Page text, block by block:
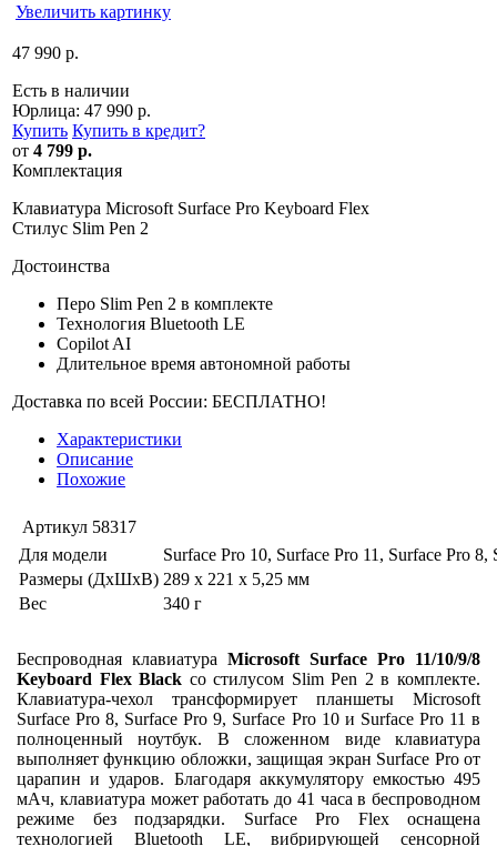
Увеличить картинку
47 990 р.
Есть в наличии
Юрлица: 47 990 р.
Купить Купить в кредит?
от 4 799 р.
Комплектация
Клавиатура Microsoft Surface Pro Keyboard Flex
Стилус Slim Pen 2
Достоинства
Перо Slim Pen 2 в комплекте
Технология Bluetooth LE
Copilot AI
Длительное время автономной работы
Доставка по всей России: БЕСПЛАТНО!
Характеристики
Описание
Похожие
Артикул 58317
Для модели
Surface Pro 10, Surface Pro 11, Surface Pro 8,
Размеры (ДхШхВ) 289 x 221 x 5,25 мм
Вес
340 г
Беспроводная клавиатура Microsoft Surface Pro 11/10/9/8
Keyboard Flex Black со стилусом Slim Pen 2 в комплекте.
Клавиатура-чехол трансформирует планшеты Microsoft
Surface Pro 8, Surface Pro 9, Surface Pro 10 и Surface Pro 11 в
полноценный ноутбук. В сложенном виде клавиатура
выполняет функцию обложки, защищая экран Surface Pro от
царапин и ударов. Благодаря аккумулятору емкостью 495
мАч, клавиатура может работать до 41 часа в беспроводном
режиме без подзарядки. Surface Pro Flex оснащена
технологией Bluetooth LE, вибрирующей сенсорной